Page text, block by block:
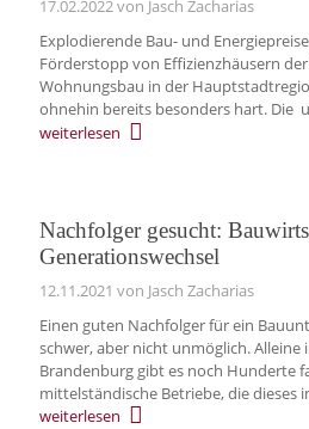
17.02.2022von Jasch Zacharias
Explodierende Bau- und
Förderstopp von Effizienzhäusern
Wohnungsbau in der
ohnehin bereits besonders hart. Die
weiterlesen
Nachfolger gesucht:
Generationswechsel
12.11.2021 von Jasch Zacharias
Einen guten Nachfolger für ein
schwer, aber nicht unmöglich. Alleine
Brandenburg gibt es noch Hunderte
mittelständische Betriebe, die dieses
weiterlesen